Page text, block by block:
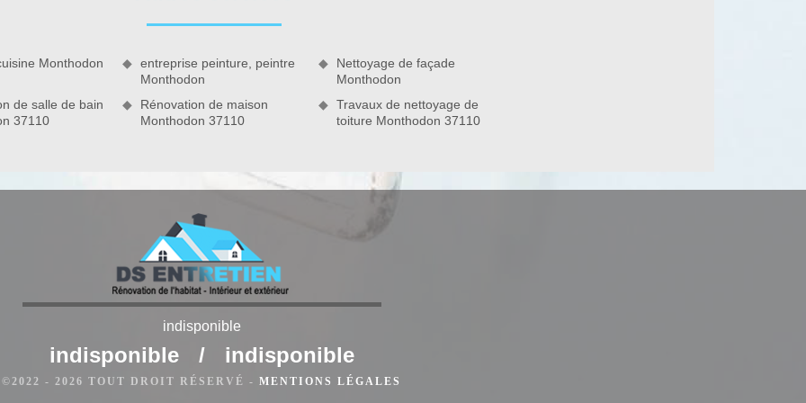
de votre maison ? N’hésitez pas à contacter notre
travaux à réaliser. Professionnels en pose de carrelage,
nécessaire. Que ce soit des travaux à petits ou grands
Monthodon
de salle de bain
37110
entreprise peinture, peintre
Monthodon
Rénovation de maison
Monthodon 37110
Nettoyage de façade
Monthodon
Travaux de nettoyage de
toiture Monthodon 37110
indisponible
indisponible / indisponible
©2022 - 2026 TOUT DROIT RÉSERVÉ - MENTIONS LÉGALES